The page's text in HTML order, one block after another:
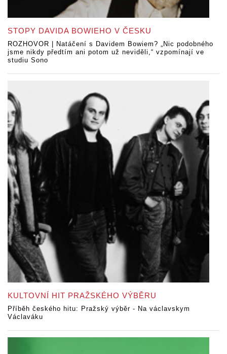
STOPY DAVIDA BOWIEHO V ČESKU
ROZHOVOR | Natáčení s Davidem Bowiem? „Nic podobného
jsme nikdy předtím ani potom už neviděli,“ vzpomínají ve
studiu Sono
KULTOVNÍ HIT PRAŽSKÉHO VÝBĚRU
Příběh českého hitu: Pražský výběr - Na václavskym
Václaváku